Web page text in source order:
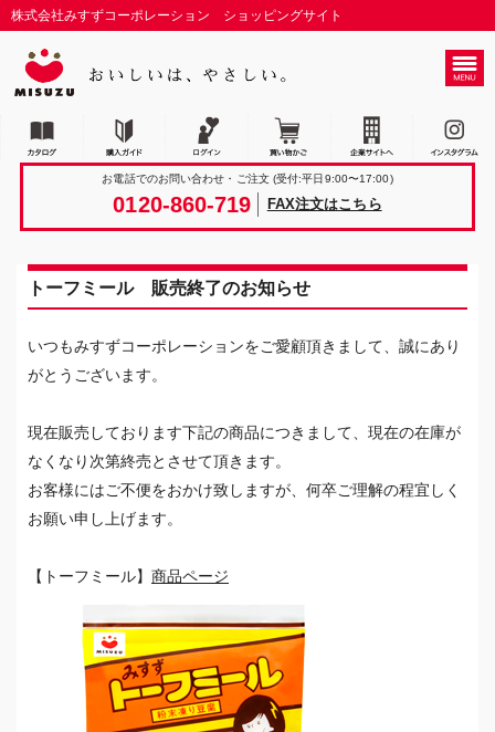
株式会社みすずコーポレーション ショッピングサイト
お電話でのお問い合わせ・ご注文 (受付:平日9:00〜17:00)
0120-860-719 FAX注文はこちら
トーフミール 販売終了のお知らせ
いつもみすずコーポレーションをご愛顧頂きまして、誠にあり
がとうございます。
現在販売しております下記の商品につきまして、現在の在庫が
なくなり次第終売とさせて頂きます。
お客様にはご不便をおかけ致しますが、何卒ご理解の程宜しく
お願い申し上げます。
【トーフミール】 商品ページ